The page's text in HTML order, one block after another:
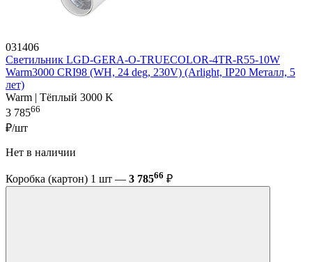
031406
Светильник LGD-GERA-O-TRUECOLOR-4TR-R55-10W
Warm3000 CRI98 (WH, 24 deg, 230V) (Arlight, IP20 Металл, 5
лет)
Warm | Тёплый 3000 K
3 78566
₽/шт
Нет в наличии
Коробка (картон) 1 шт — 3 78566 ₽